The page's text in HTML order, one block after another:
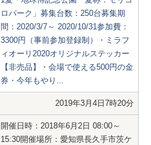
ロパーク」募集台数：250台募集期
間：2020/3/7～ 2020/10/31参加費：
3300円（事前参加登録制）・ミラフ
ィオーリ2020オリジナルステッカー
【非売品】・会場で使える500円の金
券・今年もやり...
2019年3月4日7時20分
開催日時：2018年6月2日 08:00～
15:30開催場所：愛知県長久手市茨ケ